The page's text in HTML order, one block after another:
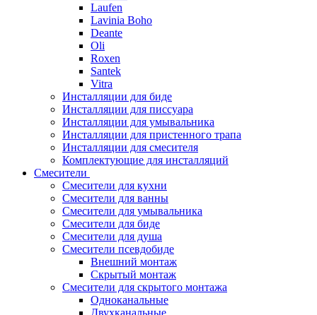
Laufen
Lavinia Boho
Deante
Oli
Roxen
Santek
Vitra
Инсталляции для биде
Инсталляции для писсуара
Инсталляции для умывальника
Инсталляции для пристенного трапа
Инсталляции для смесителя
Комплектующие для инсталляций
Смесители
Смесители для кухни
Смесители для ванны
Смесители для умывальника
Смесители для биде
Смесители для душа
Смесители псевдобиде
Внешний монтаж
Скрытый монтаж
Смесители для скрытого монтажа
Одноканальные
Двухканальные